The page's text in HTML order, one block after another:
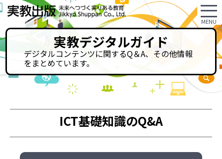
実教デジタルガイド
デジタルコンテンツに関するQ＆A、その他情報
をまとめています。
ICT基礎知識のQ&A